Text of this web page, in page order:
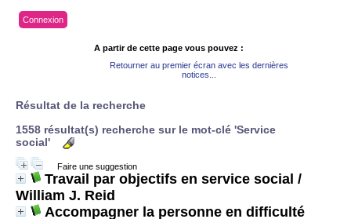
Connexion
A partir de cette page vous pouvez :
Retourner au premier écran avec les dernières
notices...
Résultat de la recherche
1558 résultat(s) recherche sur le mot-clé 'Service
social'
Faire une suggestion
Travail par objectifs en service social /
William J. Reid
Accompagner la personne en difficulté